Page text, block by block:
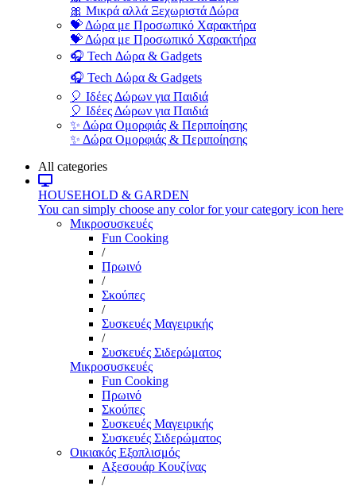
🎀 Μικρά αλλά Ξεχωριστά Δώρα
💝 Δώρα με Προσωπικό Χαρακτήρα
💝 Δώρα με Προσωπικό Χαρακτήρα
🎧 Tech Δώρα & Gadgets
🎧 Tech Δώρα & Gadgets
🎈 Ιδέες Δώρων για Παιδιά
🎈 Ιδέες Δώρων για Παιδιά
✨ Δώρα Ομορφιάς & Περιποίησης
✨ Δώρα Ομορφιάς & Περιποίησης
All categories
HOUSEHOLD & GARDEN
You can simply choose any color for your category icon here
Μικροσυσκευές
Fun Cooking
/
Πρωινό
/
Σκούπες
/
Συσκευές Μαγειρικής
/
Συσκευές Σιδερώματος
Μικροσυσκευές
Fun Cooking
Πρωινό
Σκούπες
Συσκευές Μαγειρικής
Συσκευές Σιδερώματος
Οικιακός Εξοπλισμός
Αξεσουάρ Κουζίνας
/